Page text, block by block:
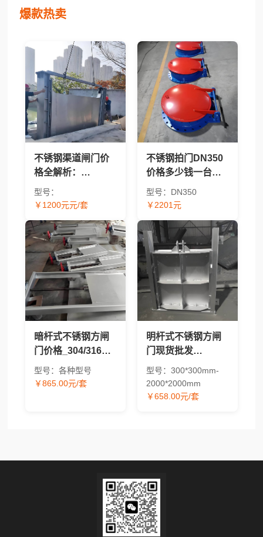
爆款热卖
不锈钢渠道闸门价
格全解析：
BQZM/QZM/CBZ/304/
太阳能型号报价对
南
型号：
￥1200元元/套
不锈钢拍门DN350
价格多少钱一台？
2026年报价及价格
因素解析
型号：DN350
￥2201元
暗杆式不锈钢方闸
门价格_304/316方
形水工闸门现货供
应
型号：各种型号
￥865.00元/套
明杆式不锈钢方闸
门现货批发
_304/316材质方形
水工闸门价格
型号：300*300mm-
2000*2000mm
￥658.00元/套